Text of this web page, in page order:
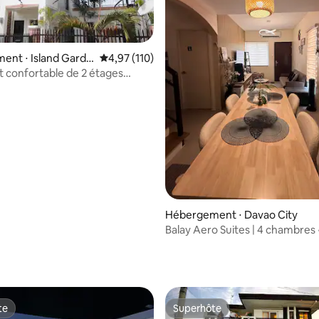
sur la base de 23 commentaires : 5 sur 5
⋅ Island Garde Évaluation moyenne sur la base de 110
4,97 (110)
confortable de 2 étages
Hébergement ⋅ Davao City
Balay Aero Suites | 4 chambres
Superhôte
Superhôte